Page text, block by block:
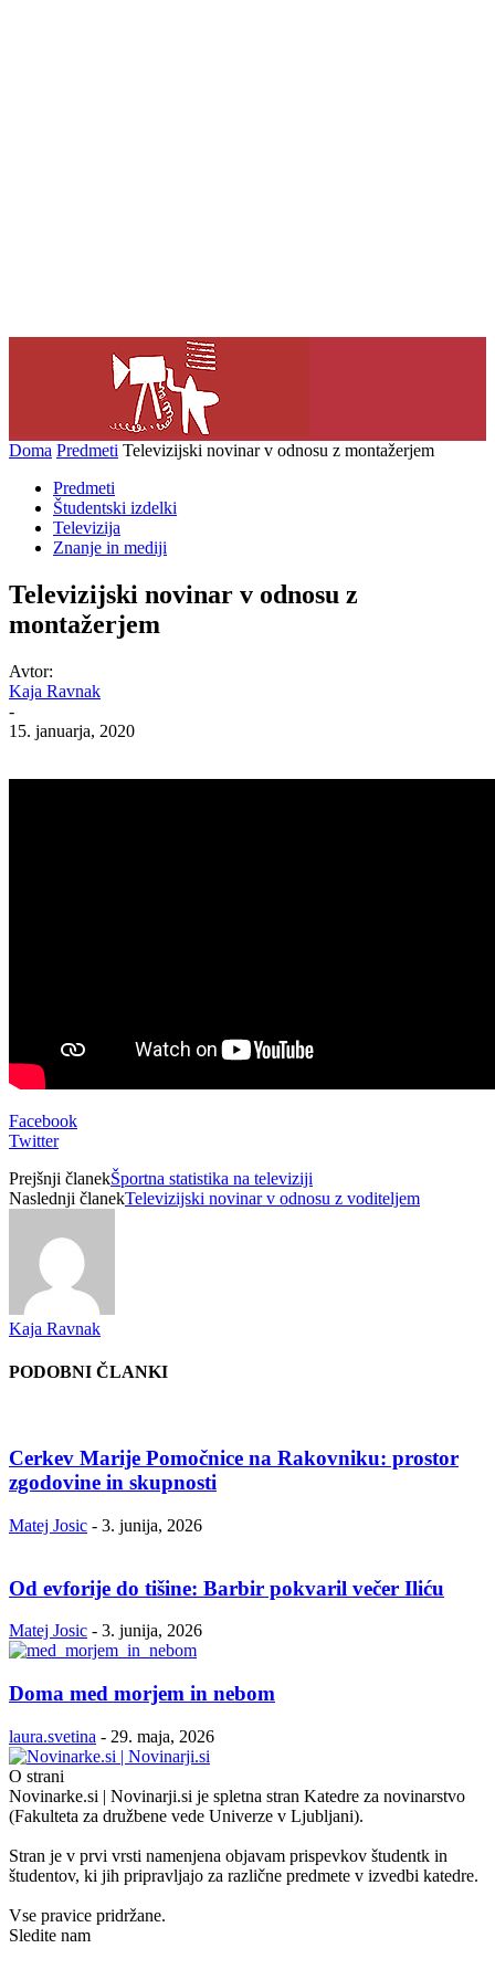
Doma Predmeti Televizijski novinar v odnosu z montažerjem
Predmeti
Študentski izdelki
Televizija
Znanje in mediji
Televizijski novinar v odnosu z
montažerjem
Avtor:
Kaja Ravnak
-
15. januarja, 2020
Facebook
Twitter
Prejšnji članekŠportna statistika na televiziji
Naslednji članekTelevizijski novinar v odnosu z voditeljem
Kaja Ravnak
PODOBNI ČLANKI
Cerkev Marije Pomočnice na Rakovniku: prostor
zgodovine in skupnosti
Matej Josic - 3. junija, 2026
Od evforije do tišine: Barbir pokvaril večer Iliću
Matej Josic - 3. junija, 2026
Doma med morjem in nebom
laura.svetina - 29. maja, 2026
O strani
Novinarke.si | Novinarji.si je spletna stran Katedre za novinarstvo
(Fakulteta za družbene vede Univerze v Ljubljani).
Stran je v prvi vrsti namenjena objavam prispevkov študentk in
študentov, ki jih pripravljajo za različne predmete v izvedbi katedre.
Vse pravice pridržane.
Sledite nam